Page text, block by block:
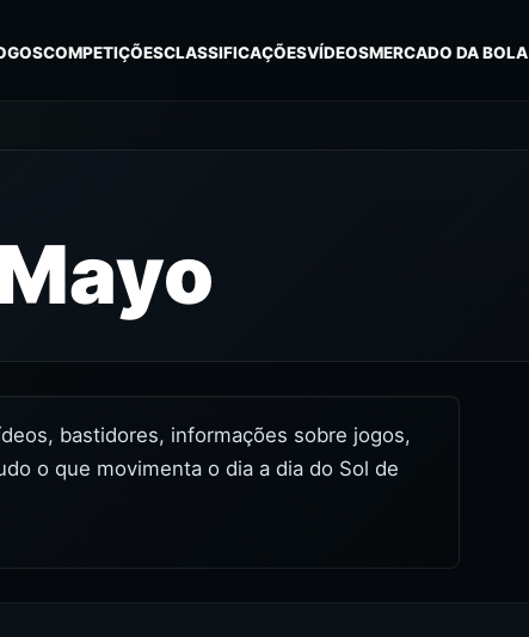
COMPETIÇÕESCLASSIFICAÇÕESVÍDEOSMERCADO DA BOLA
bastidores, informações sobre jogos,
o que movimenta o dia a dia do Sol de